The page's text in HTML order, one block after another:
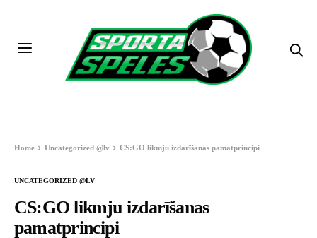
Home Uncategorized @lv CS:GO likmju izdarīšanas pamatprincipi
UNCATEGORIZED @LV
CS:GO likmju izdarīšanas
pamatprincipi